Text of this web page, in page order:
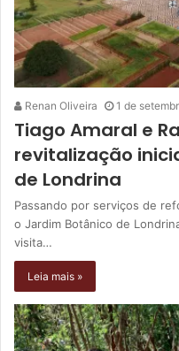
Renan Oliveira 1 de
Tiago Amaral e
revitalização
de Londrina
Passando por serviços de
o Jardim Botânico de
visita…
Leia mais »